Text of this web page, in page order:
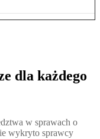
dla każdego
sprawach o
w sprawach o
wykryto sprawcy